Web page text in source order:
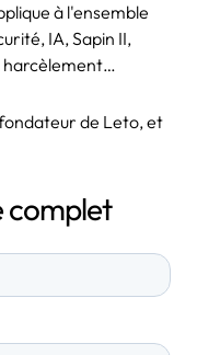
à l'ensemble
IA, Sapin II,
harcèlement…
de Leto, et
complet